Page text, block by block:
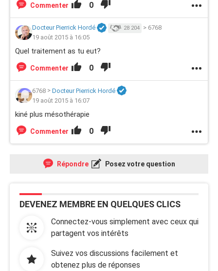
Commenter 0
Docteur Pierrick Hordé 28 204 > 6768
19 août 2015 à 16:05
Quel traitement as tu eut?
Commenter 0
6768 > Docteur Pierrick Hordé
19 août 2015 à 16:07
kiné plus mésothérapie
Commenter 0
Répondre Posez votre question
DEVENEZ MEMBRE EN QUELQUES CLICS
Connectez-vous simplement avec ceux qui
partagent vos intérêts
Suivez vos discussions facilement et
obtenez plus de réponses